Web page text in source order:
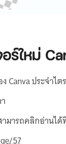
ใหม่
Canva ประจำ
มารถคลิกอ่านได้
57